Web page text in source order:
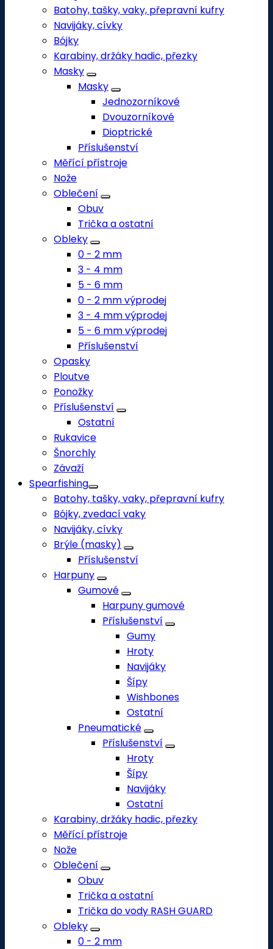
Batohy, tašky, vaky, přepravní kufry
Navijáky, cívky
Bójky
Karabiny, držáky hadic, přezky
Masky
Masky
Jednozorníkové
Dvouzorníkové
Dioptrické
Příslušenství
Měřící přístroje
Nože
Oblečení
Obuv
Trička a ostatní
Obleky
0 - 2 mm
3 - 4 mm
5 - 6 mm
0 - 2 mm výprodej
3 - 4 mm výprodej
5 - 6 mm výprodej
Příslušenství
Opasky
Ploutve
Ponožky
Příslušenství
Ostatní
Rukavice
Šnorchly
Závaží
Spearfishing
Batohy, tašky, vaky, přepravní kufry
Bójky, zvedací vaky
Navijáky, cívky
Brýle (masky)
Příslušenství
Harpuny
Gumové
Harpuny gumové
Příslušenství
Gumy
Hroty
Navijáky
Šípy
Wishbones
Ostatní
Pneumatické
Příslušenství
Hroty
Šípy
Navijáky
Ostatní
Karabiny, držáky hadic, přezky
Měřící přístroje
Nože
Oblečení
Obuv
Trička a ostatní
Trička do vody RASH GUARD
Obleky
0 - 2 mm